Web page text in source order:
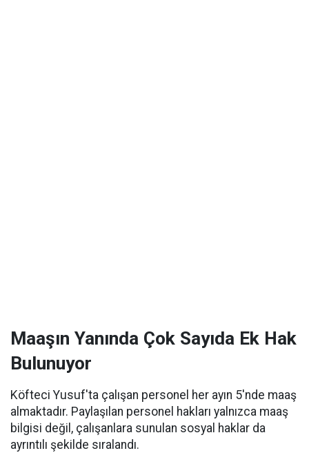
Maaşın Yanında Çok Sayıda Ek Hak
Bulunuyor
Köfteci Yusuf'ta çalışan personel her ayın 5'nde maaş
almaktadır. Paylaşılan personel hakları yalnızca maaş
bilgisi değil, çalışanlara sunulan sosyal haklar da
ayrıntılı şekilde sıralandı.